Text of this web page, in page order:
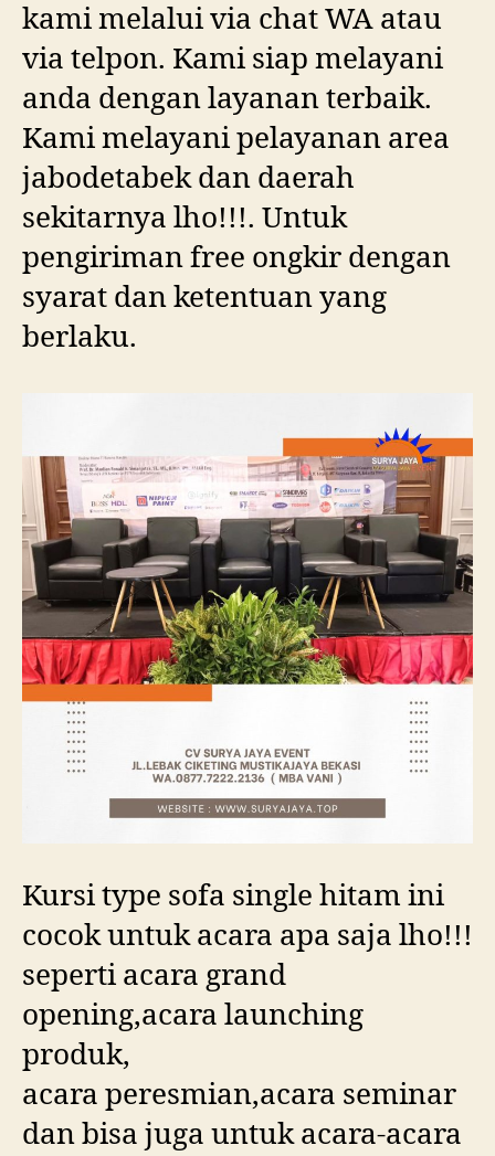
kami melalui via chat WA atau
via telpon. Kami siap melayani
anda dengan layanan terbaik.
Kami melayani pelayanan area
jabodetabek dan daerah
sekitarnya lho!!!. Untuk
pengiriman free ongkir dengan
syarat dan ketentuan yang
berlaku.
Kursi type sofa single hitam ini
cocok untuk acara apa saja lho!!!
seperti acara grand
opening,acara launching
produk,
acara peresmian,acara seminar
dan bisa juga untuk acara-acara